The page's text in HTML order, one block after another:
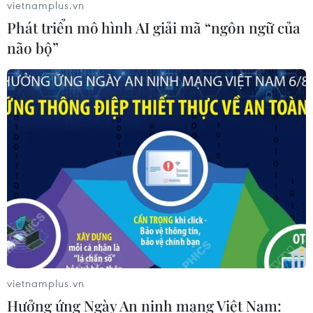
Nghị quyết 10-NQ/TW: Kiến tạo hệ
sinh thái đầu tư hấp dẫn doanh
nghiệp FDI
05/08/2026 03:59
Thành phố Hồ Chí Minh siết kiểm
soát chặt chẽ thực phẩm tại các chợ
đầu mối
05/08/2026 02:50
Giá vàng trong nước tăng nhẹ, SJC
lên ngưỡng 141 triệu đồng mỗi lượng
05/08/2026 02:25
vietnamplus.vn
Phát triển mô hình AI giải mã “ngôn ngữ của
não bộ”
vietnamplus.vn
Hưởng ứng Ngày An ninh mạng Việt Nam: